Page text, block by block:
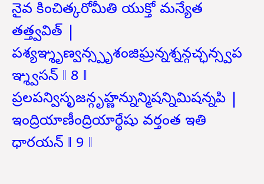
నైవ కించిత్కరోమీతి యుక్తో మన్యేత
తత్త్వవిత్ |
పశ్యఞ్శృణ్వన్స్పృశంజిఘ్రన్నశ్నన్గచ్ఛన్స్వప
ఞ్శ్వసన్ ‖ 8 ‖
ప్రలపన్విసృజన్గృహ్ణన్నున్మిషన్నిమిషన్నపి |
ఇంద్రియాణీంద్రియార్థేషు వర్తంత ఇతి
ధారయన్ ‖ 9 ‖